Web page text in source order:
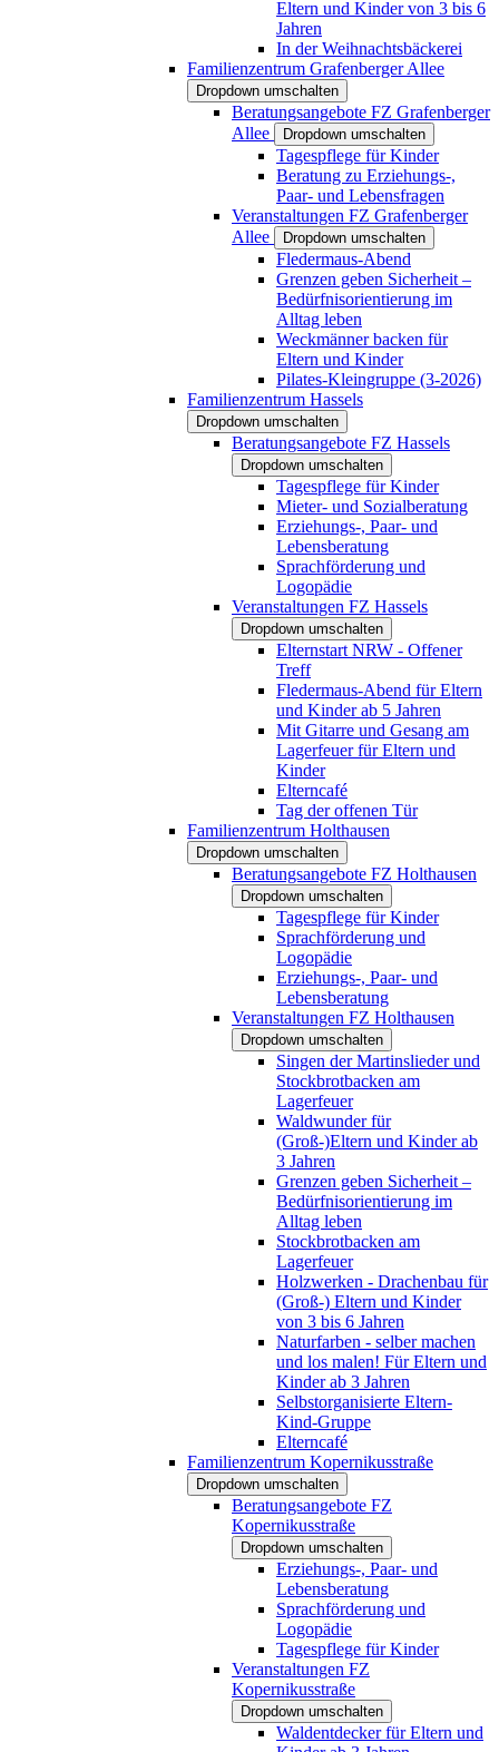
Eltern und Kinder von 3 bis 6
Jahren
In der Weihnachtsbäckerei
Familienzentrum Grafenberger Allee
Dropdown umschalten
Beratungsangebote FZ Grafenberger
Allee
Dropdown umschalten
Tagespflege für Kinder
Beratung zu Erziehungs-,
Paar- und Lebensfragen
Veranstaltungen FZ Grafenberger
Allee
Dropdown umschalten
Fledermaus-Abend
Grenzen geben Sicherheit –
Bedürfnisorientierung im
Alltag leben
Weckmänner backen für
Eltern und Kinder
Pilates-Kleingruppe (3-2026)
Familienzentrum Hassels
Dropdown umschalten
Beratungsangebote FZ Hassels
Dropdown umschalten
Tagespflege für Kinder
Mieter- und Sozialberatung
Erziehungs-, Paar- und
Lebensberatung
Sprachförderung und
Logopädie
Veranstaltungen FZ Hassels
Dropdown umschalten
Elternstart NRW - Offener
Treff
Fledermaus-Abend für Eltern
und Kinder ab 5 Jahren
Mit Gitarre und Gesang am
Lagerfeuer für Eltern und
Kinder
Elterncafé
Tag der offenen Tür
Familienzentrum Holthausen
Dropdown umschalten
Beratungsangebote FZ Holthausen
Dropdown umschalten
Tagespflege für Kinder
Sprachförderung und
Logopädie
Erziehungs-, Paar- und
Lebensberatung
Veranstaltungen FZ Holthausen
Dropdown umschalten
Singen der Martinslieder und
Stockbrotbacken am
Lagerfeuer
Waldwunder für
(Groß-)Eltern und Kinder ab
3 Jahren
Grenzen geben Sicherheit –
Bedürfnisorientierung im
Alltag leben
Stockbrotbacken am
Lagerfeuer
Holzwerken - Drachenbau für
(Groß-) Eltern und Kinder
von 3 bis 6 Jahren
Naturfarben - selber machen
und los malen! Für Eltern und
Kinder ab 3 Jahren
Selbstorganisierte Eltern-
Kind-Gruppe
Elterncafé
Familienzentrum Kopernikusstraße
Dropdown umschalten
Beratungsangebote FZ
Kopernikusstraße
Dropdown umschalten
Erziehungs-, Paar- und
Lebensberatung
Sprachförderung und
Logopädie
Tagespflege für Kinder
Veranstaltungen FZ
Kopernikusstraße
Dropdown umschalten
Waldentdecker für Eltern und